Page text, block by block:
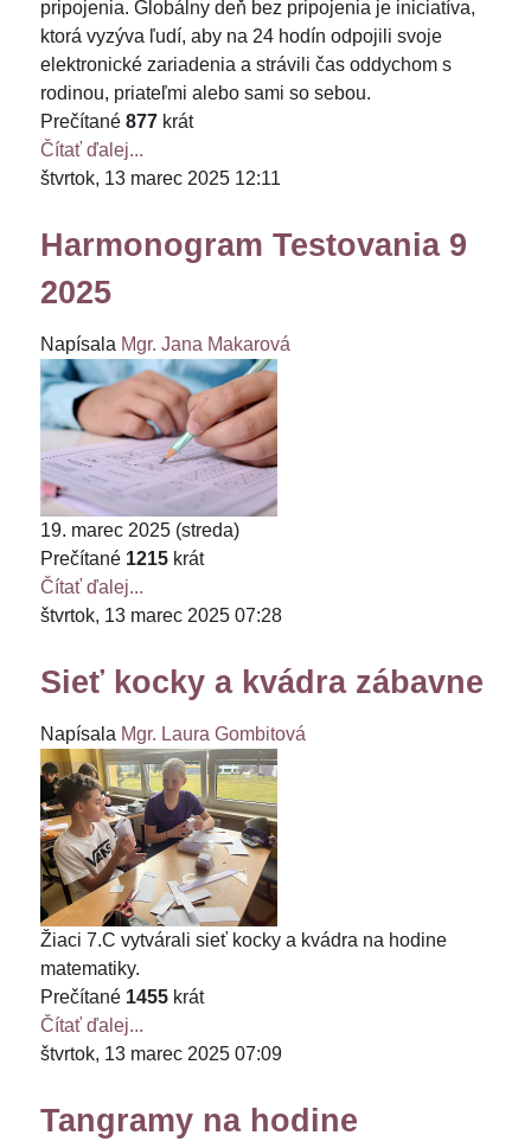
pripojenia. Globálny deň bez pripojenia je iniciatíva,
ktorá vyzýva ľudí, aby na 24 hodín odpojili svoje
elektronické zariadenia a strávili čas oddychom s
rodinou, priateľmi alebo sami so sebou.
Prečítané 877 krát
Čítať ďalej...
štvrtok, 13 marec 2025 12:11
Harmonogram Testovania 9
2025
Napísala Mgr. Jana Makarová
19. marec 2025 (streda)
Prečítané 1215 krát
Čítať ďalej...
štvrtok, 13 marec 2025 07:28
Sieť kocky a kvádra zábavne
Napísala Mgr. Laura Gombitová
Žiaci 7.C vytvárali sieť kocky a kvádra na hodine
matematiky.
Prečítané 1455 krát
Čítať ďalej...
štvrtok, 13 marec 2025 07:09
Tangramy na hodine